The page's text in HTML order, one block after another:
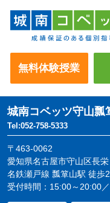
無料体験授業
城南コベッツ守山瓢
Tel:052-758-5333
〒463-0062
愛知県名古屋市守山区長
名鉄瀬戸線 瓢箪山駅 徒歩
受付時間：15:00～20:00